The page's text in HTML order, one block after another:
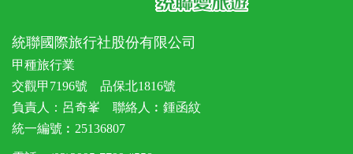
統聯國際旅行社股份有限公司
甲種旅行業
交觀甲7196號 品保北1816號
負責人：呂奇峯 聯絡人︰鍾函紋
統一編號︰25136807